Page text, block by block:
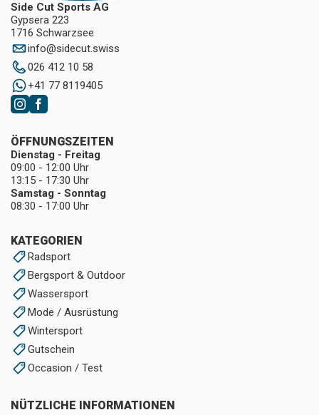
Side Cut Sports AG
Gypsera 223
1716 Schwarzsee
info@sidecut.swiss
026 412 10 58
+41 77 8119405
KATEGORIEN
Radsport
Bergsport & Outdoor
Wassersport
Mode / Ausrüstung
Wintersport
Gutschein
Occasion / Test
NÜTZLICHE INFORMATIONEN
ÖFFNUNGSZEITEN
Dienstag - Freitag
09:00 - 12:00 Uhr
13:15 - 17:30 Uhr
Samstag - Sonntag
08:30 - 17:00 Uhr